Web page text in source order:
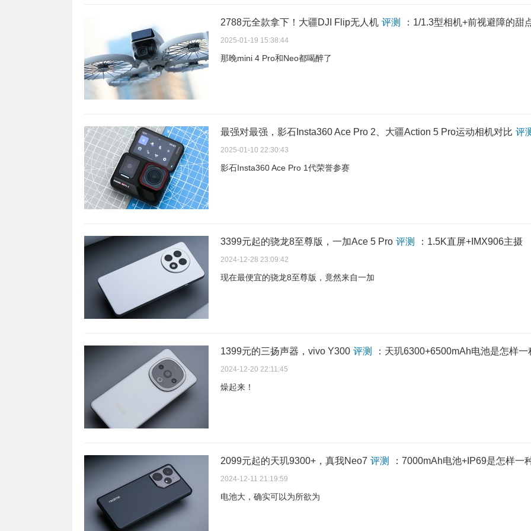
2788元全款拿下！大疆DJI Flip无人机 评测 ：1/1.3型相机+前视避障的甜
2025-01-19 15:38:44
那晚mini 4 Pro和Neo都喝醉了
最强对最强，影石Insta360 Ace Pro 2、大疆Action 5 Pro运动相机对比 评
2025-01-10 22:30:43
影石Insta360 Ace Pro 1代荣誉参赛
3399元起的骁龙8至尊版，一加Ace 5 Pro 评测 ：1.5K直屏+IMX906主摄
2024-12-28 23:09:42
现在最便宜的骁龙8至尊版，竟然来自一加
1399元的三扬声器，vivo Y300 评测 ：天玑6300+6500mAh电池是怎样
2024-12-20 22:11:45
燥起来！
2099元起的天玑9300+，真我Neo7 评测 ：7000mAh电池+IP69是怎样一
2024-12-11 21:19:59
电池大，确实可以为所欲为